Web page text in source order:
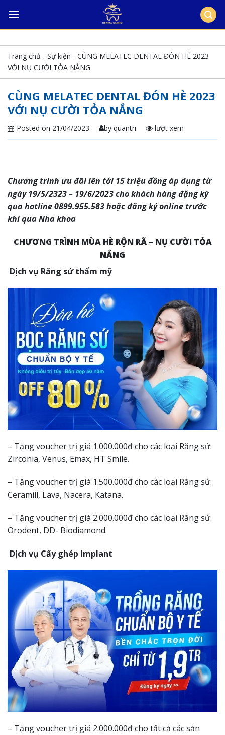
content
Trang chủ - Sự kiện - CÙNG MELATEC DENTAL ĐÓN HÈ 2023
VỚI NỤ CƯỜI TỎA NẮNG
CÙNG MELATEC DENTAL ĐÓN HÈ 2023
VỚI NỤ CƯỜI TỎA NẮNG
Posted on 21/04/2023 by quantri lượt xem
Chương trình ưu đãi lên tới 15 triệu đồng áp dụng từ
ngày 19/5/2323 – 19/6/2023 cho khách hàng đặng ký
qua hotline 0899.955.583 hoặc đăng ký online trước
khi qua Nha khoa
CHƯƠNG TRÌNH MÙA HÈ RỘN RÃ – NỤ CƯỜI TỎA
NẮNG
Dịch vụ Răng sứ thẩm mỹ
– Tặng voucher trị giá 1.000.000đ cho các loại Răng sứ:
Zirconia, Venus, Emax, HT Smile.
– Tặng voucher trị giá 1.500.000đ cho các loại Răng sứ:
Ceramill, Lava, Nacera, Katana.
– Tặng voucher trị giá 2.000.000đ cho các loại Răng sứ:
Orodent, DD- Biodiamond.
Dịch vụ Cấy ghép Implant
– Tặng voucher trị giá 2.000.000đ cho tất cả các sản